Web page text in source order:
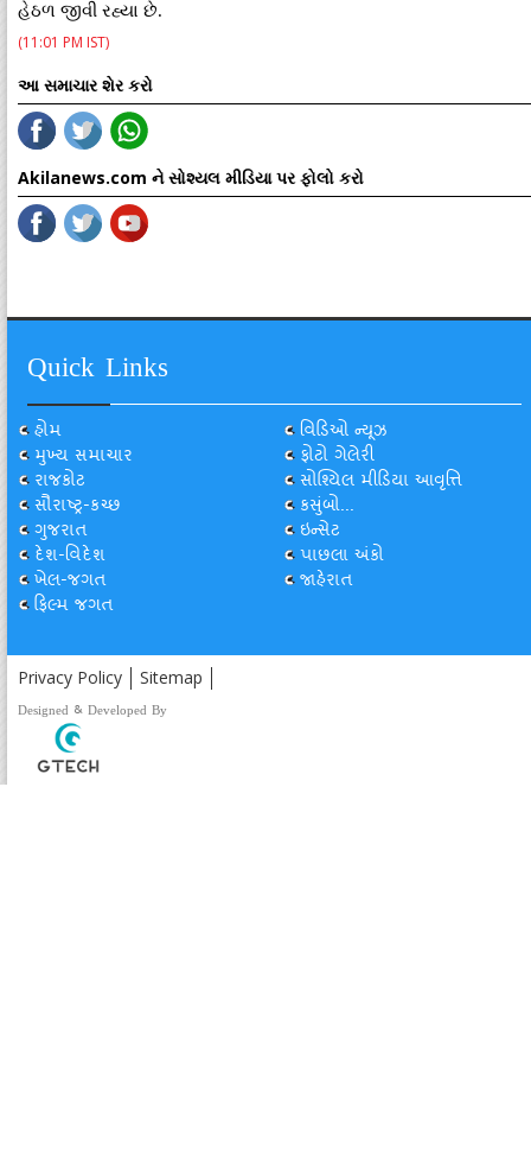
હેઠળ જીવી રહ્યા છે.
(11:01 PM IST)
આ સમાચાર શેર કરો
Akilanews.com ને સોશ્યલ મીડિયા પર ફોલો કરો
Quick Links
હોમ
મુખ્ય સમાચાર
રાજકોટ
સૌરાષ્ટ્ર-કચ્છ
ગુજરાત
દેશ-વિદેશ
ખેલ-જગત
ફિલ્મ જગત
વિડિઓ ન્યૂઝ
ફોટો ગેલેરી
સોશ્યિલ મીડિયા આવૃત્તિ
કસુંબો...
ઇન્સેટ
પાછલા અંકો
જાહેરાત
Privacy Policy Sitemap
Designed & Developed By